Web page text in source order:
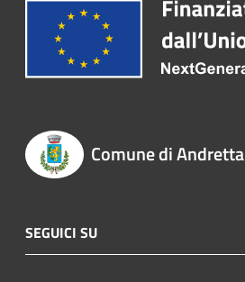
Comune di Andretta
SEGUICI SU